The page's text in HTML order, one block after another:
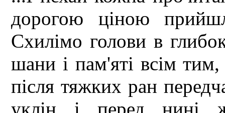
дорогою ціною
Схилімо голови в
шани і пам'яті всім
після тяжких ран
уклін і перед нині